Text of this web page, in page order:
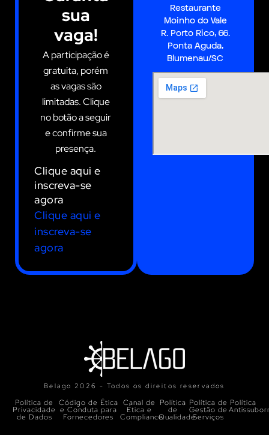
sua
vaga!
A participação é
gratuita, porém
as vagas são
limitadas. Clique
no botão a seguir
e confirme sua
presença.
Clique aqui e
inscreva-se
agora
Clique aqui e
inscreva-se
agora
Restaurante
Moinho do Vale
R. Porto Rico, 66.
Ponta Aguda,
Blumenau/SC
Belago 2026 - Todos os direitos reservados
Política de
Privacidade
de Dados
Código de Ética
e Conduta para
Fornecedores
Canal de
Ética e
Compliance
Política
de
Qualidade
Política de
Gestão de
Serviços
Política